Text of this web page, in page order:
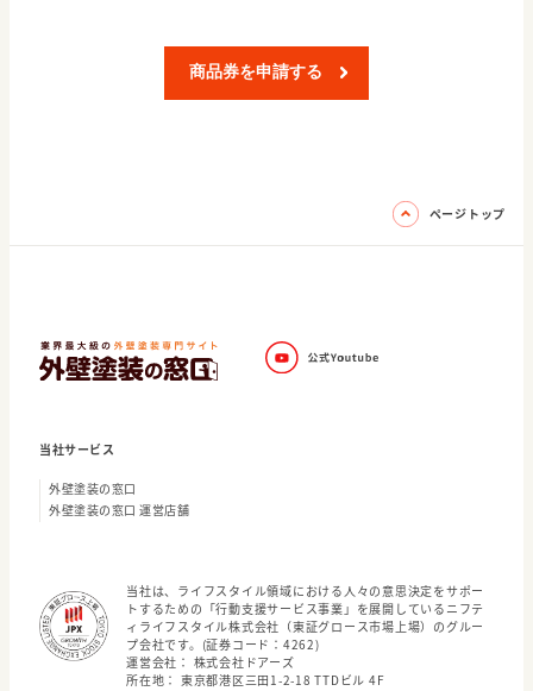
商品券を申請する
ページトップ
当社サービス
外壁塗装の窓口
外壁塗装の窓口 運営店舗
当社は、ライフスタイル領域における人々の意思決定をサポー
トするための「行動支援サービス事業」を展開しているニフテ
ィライフスタイル株式会社（東証グロース市場上場）のグルー
プ会社です。(証券コード：4262)
運営会社： 株式会社ドアーズ
所在地： 東京都港区三田1-2-18 TTDビル 4F